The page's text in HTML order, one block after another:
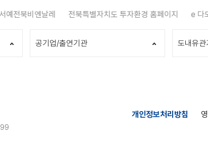
예전북비엔날레 전북특별자치도 투자환경 홈페이지 e 다
공기업/출연기관 도내유관
개인정보처리방침